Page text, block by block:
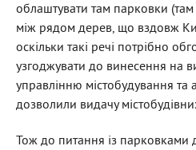
облаштувати там парковки (там
між рядом дерев, що вздовж
оскільки такі речі потрібно
узгоджувати до винесення на
управлінню містобудування та
дозволили видачу
Тож до питання із парковками